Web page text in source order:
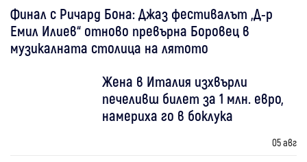
Финал с Ричард Бона: Джаз фестивалът „Д-р
Емил Илиев“ отново превърна Боровец в
музикалната столица на лятото
Жена в Италия изхвърли
печеливш билет за 1 млн. евро,
намериха го в боклука
05 авг